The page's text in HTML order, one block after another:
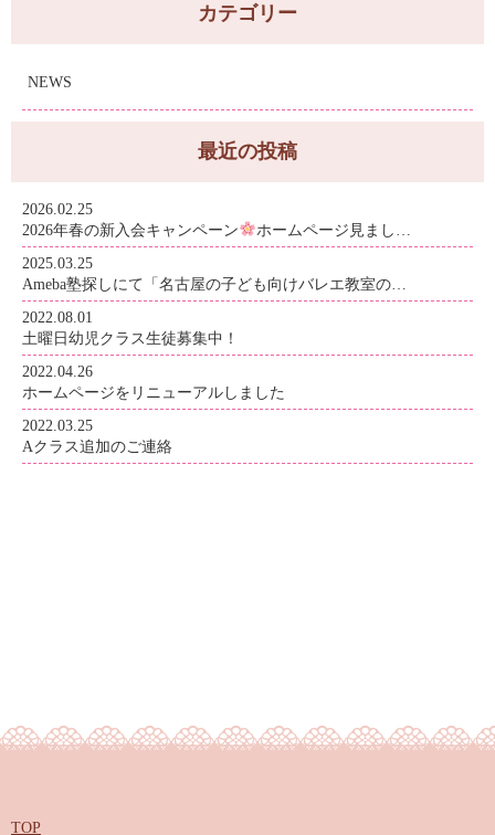
カテゴリー
NEWS
最近の投稿
2026.02.25
2026年春の新入会キャンペーン
ホームページ見まし…
2025.03.25
Ameba塾探しにて「名古屋の子ども向けバレエ教室の…
2022.08.01
土曜日幼児クラス生徒募集中！
2022.04.26
ホームページをリニューアルしました
2022.03.25
Aクラス追加のご連絡
TOP